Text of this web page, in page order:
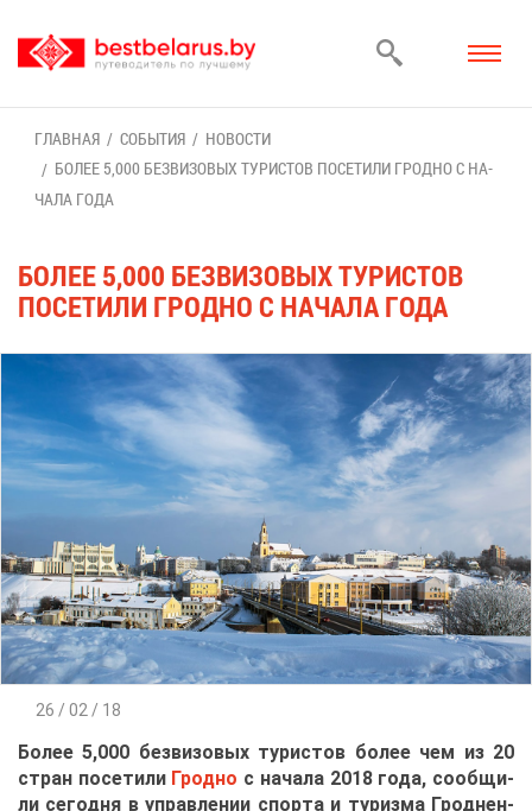
ГЛАВ­НАЯ СО­БЫ­ТИЯ
НО­ВО­СТИ
БО­ЛЕЕ 5,000 БЕЗ­ВИ­ЗО­ВЫХ ТУ­РИ­СТОВ ПО­СЕ­ТИ­ЛИ ГРОД­НО С НА­
ЧА­ЛА ГО­ДА
БО­ЛЕЕ 5,000 БЕЗ­ВИ­ЗО­ВЫХ ТУ­РИ­СТОВ
ПО­СЕ­ТИ­ЛИ ГРОД­НО С НА­ЧА­ЛА ГО­ДА
26 / 02 / 18
Бо­лее 5,000 без­ви­зо­вых ту­ри­стов бо­лее чем из 20
стран по­се­ти­ли Грод­но с на­ча­ла 2018 го­да, со­об­щи­
ли се­год­ня в управ­ле­нии спор­та и ту­риз­ма Грод­нен­